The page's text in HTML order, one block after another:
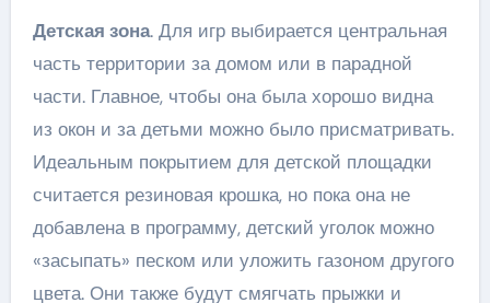
Детская зона. Для игр выбирается центральная
часть территории за домом или в парадной
части. Главное, чтобы она была хорошо видна
из окон и за детьми можно было присматривать.
Идеальным покрытием для детской площадки
считается резиновая крошка, но пока она не
добавлена в программу, детский уголок можно
«засыпать» песком или уложить газоном другого
цвета. Они также будут смягчать прыжки и